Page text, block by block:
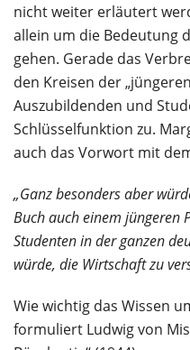
nicht weiter erläutert
allein um die Bedeutung
gehen. Gerade das
den Kreisen der
Auszubildenden und
Schlüsselfunktion zu.
auch das Vorwort mit
„Ganz besondersaber
Buch auch einem jüngeren
Studenten in der ganzen
würde, die Wirtschaft zu
Wie wichtig das Wissen
formuliert Ludwig von